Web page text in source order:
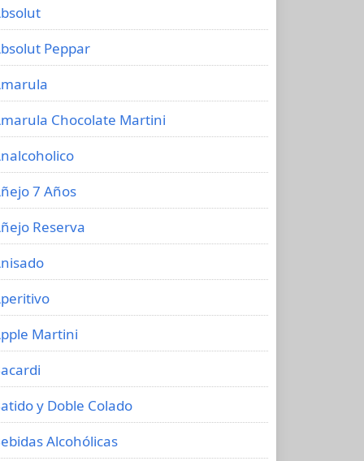
Peppar
Chocolate Martini
7 Años
Reserva
Martini
y Doble Colado
Alcohólicas